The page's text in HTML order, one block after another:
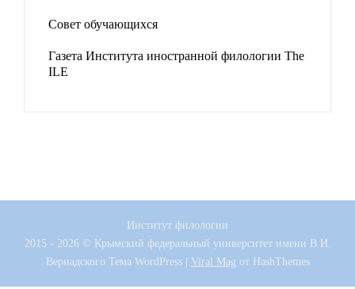
Совет обучающихся
Газета Института иностранной филологии The
ILE
Институт филологии
2015 - 2026 © Крымский федеральный университет имени В.И.
ВернадскогоТема WordPress | Viral Mag от HashThemes